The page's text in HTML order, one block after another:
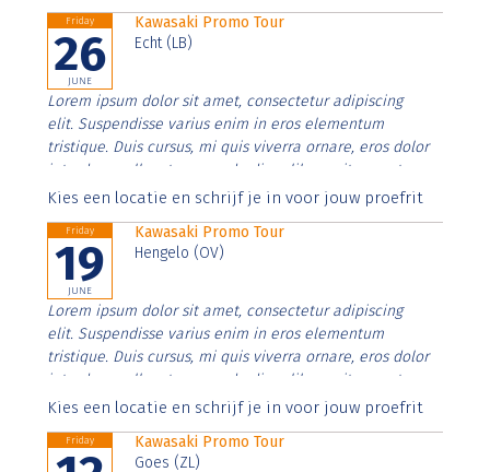
Friday
26
JUNE
Kawasaki Promo Tour
Echt (LB)
Lorem ipsum dolor sit amet, consectetur adipiscing
elit. Suspendisse varius enim in eros elementum
tristique. Duis cursus, mi quis viverra ornare, eros dolor
interdum nulla, ut commodo diam libero vitae erat.
Aenean faucibus nibh et justo cursus id rutrum lorem
Kies een locatie en schrijf je in voor jouw proefrit
Friday
19
JUNE
Kawasaki Promo Tour
Hengelo (OV)
Lorem ipsum dolor sit amet, consectetur adipiscing
elit. Suspendisse varius enim in eros elementum
tristique. Duis cursus, mi quis viverra ornare, eros dolor
interdum nulla, ut commodo diam libero vitae erat.
Aenean faucibus nibh et justo cursus id rutrum lorem
Kies een locatie en schrijf je in voor jouw proefrit
Friday
Kawasaki Promo Tour
Goes (ZL)